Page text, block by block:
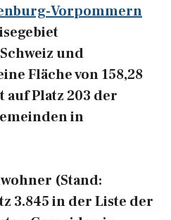
Vorpommern
und
Fläche von 158,28
Platz 203 der
in
(Stand:
3.845 in der Liste der